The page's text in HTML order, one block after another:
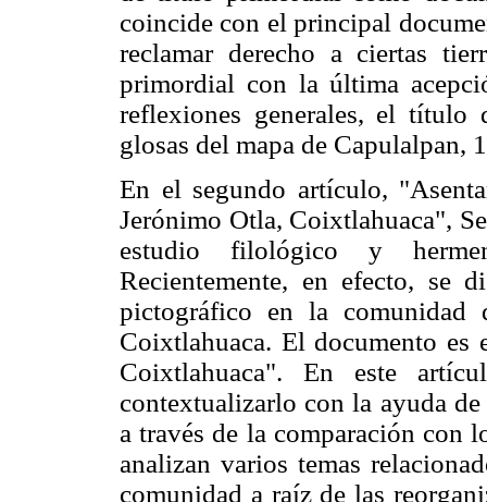
coincide con el principal
reclamar derecho a ciertas
primordial con la última
reflexiones generales, el
glosas del mapa de Capulalpan,
En el segundo artículo,
Jerónimo Otla, Coixtlahuaca",
estudio filológico y
Recientemente, en efecto, se
pictográfico en la comunidad
Coixtlahuaca. El documento
Coixtlahuaca". En este
contextualizarlo con la ayuda
a través de la comparación con
analizan varios temas
comunidad a raíz de las